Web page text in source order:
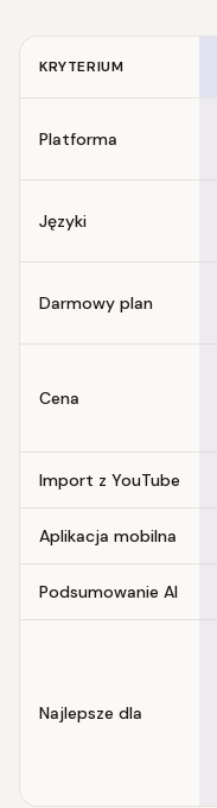
KRYTERIUM
Platforma
Języki
Darmowy plan
Cena
Import z YouTube
Aplikacja mobilna
Podsumowanie AI
Najlepsze dla